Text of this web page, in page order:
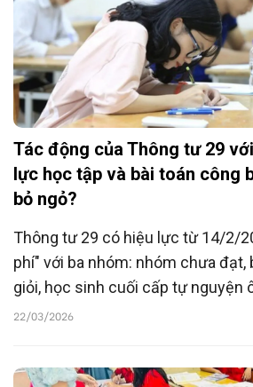
Tác động của Thông tư 29
lực học tập và bài toán công
bỏ ngỏ?
Thông tư 29 có hiệu lực từ 14/2/
phí" với ba nhóm: nhóm chưa
giỏi, học sinh cuối cấp tự nguyện
áp dụng vào thực tế đã nảy sinh
22/03/2026